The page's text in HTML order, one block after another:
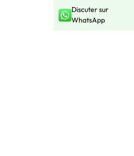
Discuter sur
WhatsApp